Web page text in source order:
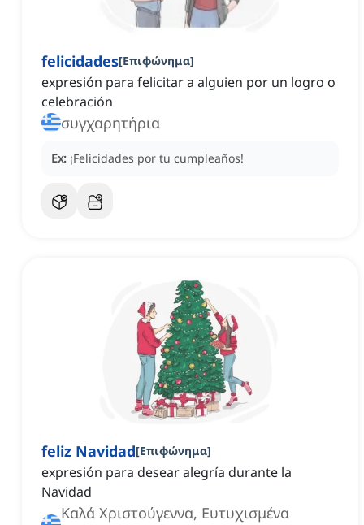
felicidades[Επιφώνημα]
expresión para felicitar a alguien por un logro o
celebración
συγχαρητήρια
Ex: ¡Felicidades por tu cumpleaños!
feliz Navidad[Επιφώνημα]
expresión para desear alegría durante la
Navidad
Καλά Χριστούγεννα, Ευτυχισμένα